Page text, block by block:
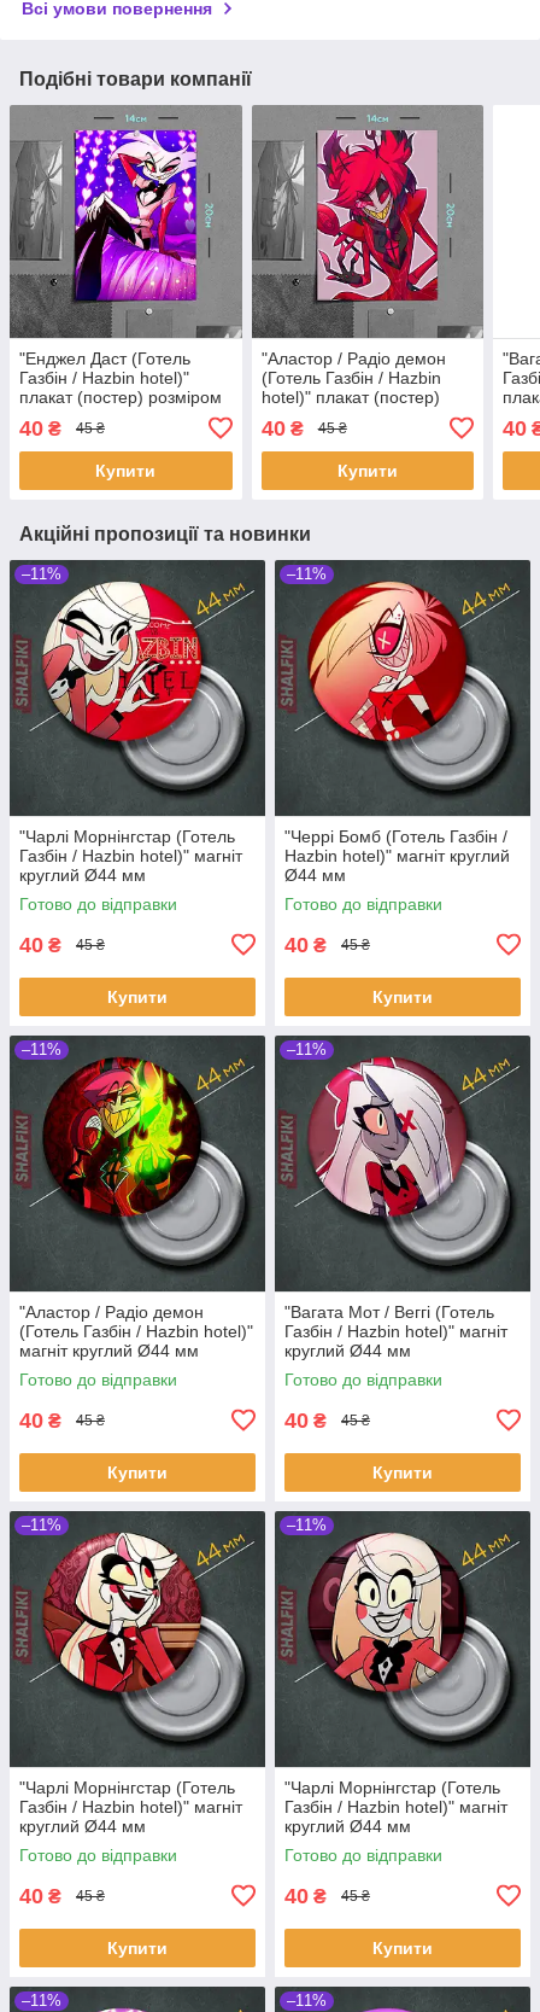
Всі умови повернення
Подібні товари компанії
"Енджел Даст (Готель
Газбін / Hazbin hotel)"
плакат (постер) розміром
40 ₴ 45 ₴
Купити
"Аластор / Радіо демон
(Готель Газбін / Hazbin
hotel)" плакат (постер)
40₴ 45 ₴
Купити
40
Акційні пропозиції та новинки
–11%
"Чарлі Морнінгстар (Готель
Газбін / Hazbin hotel)" магніт
круглий Ø44 мм
Готово до відправки
40 ₴ 45 ₴
Купити
–11%
"Черрі Бомб (Готель Газбін /
Hazbin hotel)" магніт круглий
Ø44 мм
Готово до відправки
40 ₴ 45 ₴
Купити
–11%
"Аластор / Радіо демон
(Готель Газбін / Hazbin hotel)"
магніт круглий Ø44 мм
Готово до відправки
40 ₴ 45 ₴
Купити
–11%
"Вагата Мот / Веггі (Готель
Газбін / Hazbin hotel)" магніт
круглий Ø44 мм
Готово до відправки
40 ₴ 45 ₴
Купити
–11%
"Чарлі Морнінгстар (Готель
Газбін / Hazbin hotel)" магніт
круглий Ø44 мм
Готово до відправки
40 ₴ 45 ₴
Купити
–11%
"Чарлі Морнінгстар (Готель
Газбін / Hazbin hotel)" магніт
круглий Ø44 мм
Готово до відправки
40 ₴ 45 ₴
Купити
–11% –11%